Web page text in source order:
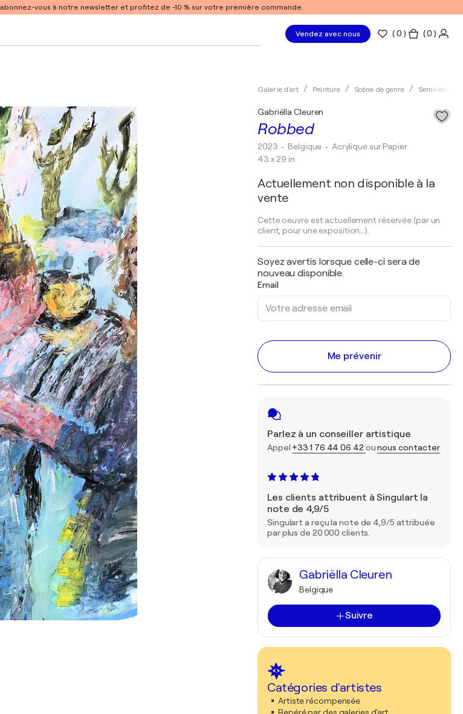
abonnez-vous à notre newsletter et profitez de -10 % sur votre première commande.
Vendez avec nous (0 ) ( 0 )
Galerie d'art Peinture Scène de genre Semi-
Robbed
Gabriëlla Cleuren
2023 • Belgique • Acrylique sur Papier
43 x 29 in
Actuellement non disponible à la
vente
Cette oeuvre est actuellement réservée (par un
client, pour une exposition...).
Soyez avertis lorsque celle-ci sera de
nouveau disponible.
Email
Me prévenir
Parlez à un conseiller artistique
Appel +33 1 76 44 06 42 ounous contacter
Les clients attribuent à Singulart la
note de 4,9/5
Singulart a reçu la note de 4,9/5 attribuée
par plus de 20 000 clients.
Gabriëlla Cleuren
Belgique
Suivre
Catégories d'artistes
Artiste récompensée